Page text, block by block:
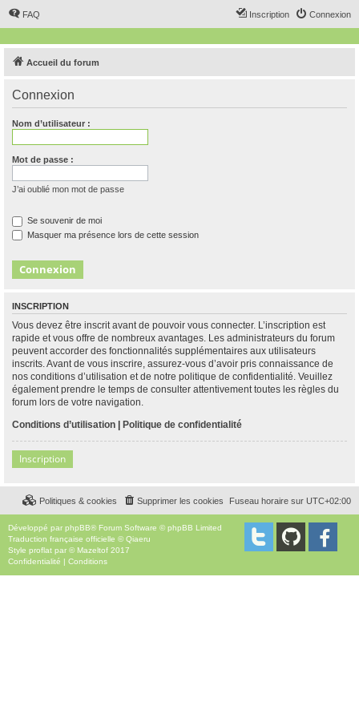
FAQ Connexion
Inscription
Accueil du forum
Connexion
Nom d’utilisateur :
Mot de passe :
J’ai oublié mon mot de passe
Se souvenir de moi
Masquer ma présence lors de cette session
INSCRIPTION
Vous devez être inscrit avant de pouvoir vous connecter. L’inscription est
rapide et vous offre de nombreux avantages. Les administrateurs du forum
peuvent accorder des fonctionnalités supplémentaires aux utilisateurs
inscrits. Avant de vous inscrire, assurez-vous d’avoir pris connaissance de
nos conditions d’utilisation et de notre politique de confidentialité. Veuillez
également prendre le temps de consulter attentivement toutes les règles du
forum lors de votre navigation.
Conditions d’utilisation | Politique de confidentialité
Inscription
Fuseau horaire sur UTC+02:00
Supprimer les cookies
Politiques & cookies
Développé par phpBB® Forum Software © phpBB Limited
Traduction française officielle ©Qiaeru
Style proflat par © Mazeltof 2017
Confidentialité | Conditions